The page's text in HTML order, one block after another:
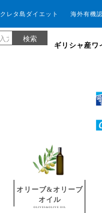
海外有機
クレタ島ダイエット
ギリシャ産
オリーブ&オリーブ
オイル
OLIVES&OLIVE OIL